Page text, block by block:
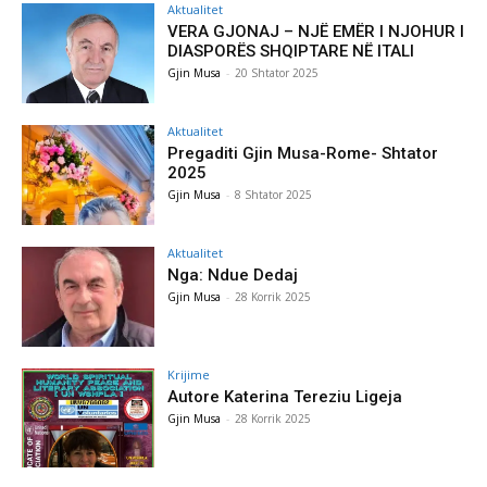
Aktualitet
VERA GJONAJ – NJË EMËR I NJOHUR I
DIASPORËS SHQIPTARE NË ITALI
Gjin Musa - 20 Shtator 2025
Aktualitet
Pregaditi Gjin Musa-Rome- Shtator
2025
Gjin Musa - 8 Shtator 2025
Aktualitet
Nga: Ndue Dedaj
Gjin Musa - 28 Korrik 2025
Krijime
Autore Katerina Tereziu Ligeja
Gjin Musa - 28 Korrik 2025